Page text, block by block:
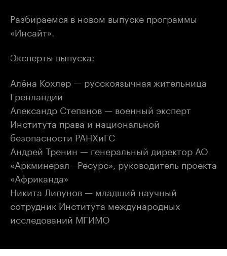
Разбираемся в новом выпуске программы
«Инсайт».
Эксперты выпуска:
Алёна Кохлер — русскоязычная жительница
Гренландии
Александр Степанов — военный эксперт
Института права и национальной
безопасности РАНХиГС
Андрей Тренин — генеральный директор АО
«Аркминерал—Ресурс», руководитель проекта
«Африканда»
Никита Липунов — младший научный
сотрудник Института международных
исследований МГИМО